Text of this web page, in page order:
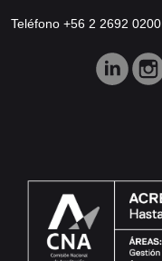
Teléfono +56 2 2692 0200